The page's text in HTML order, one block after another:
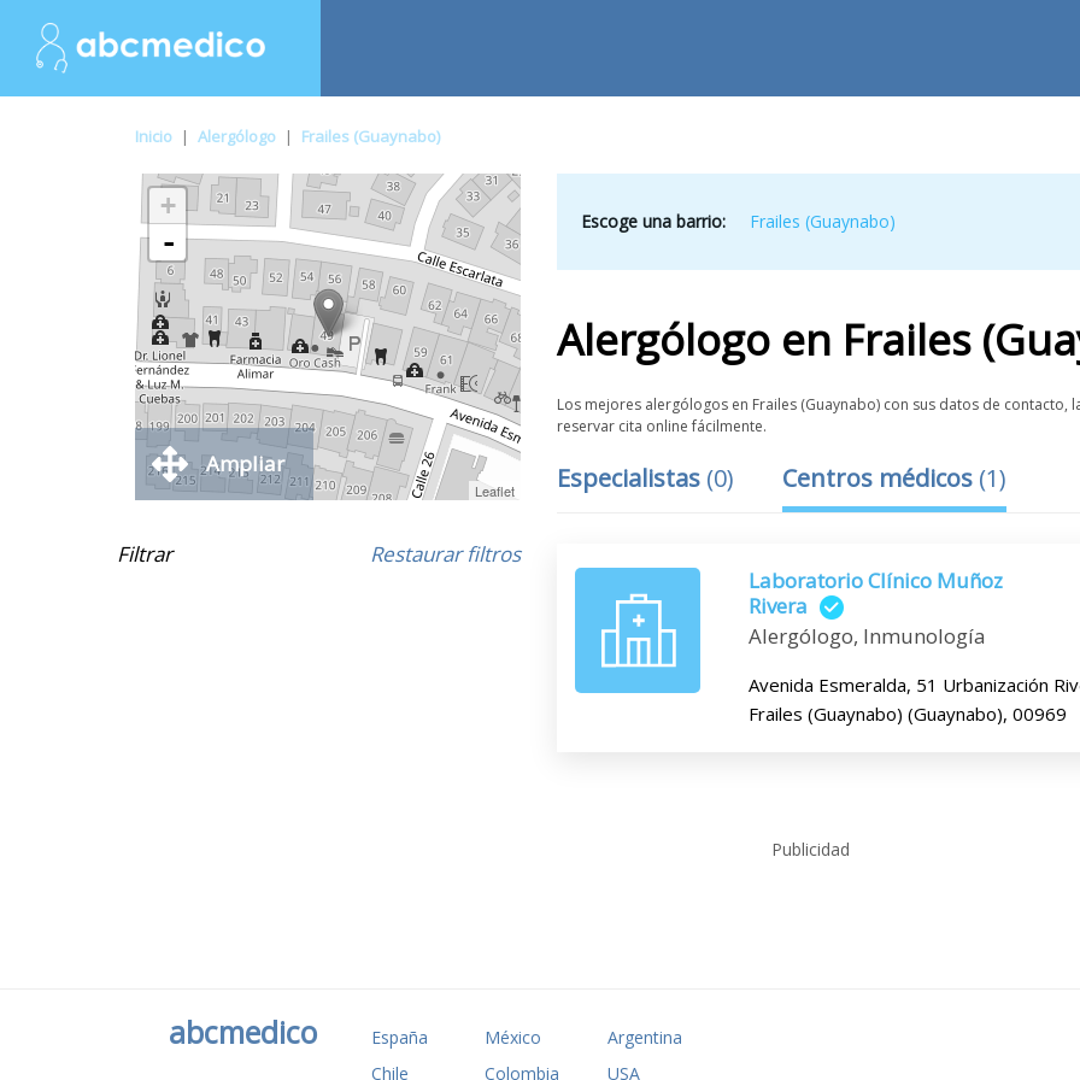
Inicio | Alergólogo | Frailes (Guaynabo)
+
-
Leaflet
Ampliar
Filtrar Restaurar filtros
Escoge una barrio: Frailes (Guaynabo)
Alergólogo en Frailes
Los mejores alergólogos en Frailes (Guaynabo) con sus datos de
reservar cita online fácilmente.
Especialistas (0) Centros médicos (1)
Laboratorio Clínico Muñoz
Rivera
Alergólogo, Inmunología
Avenida Esmeralda, 51 Urbanización
Frailes (Guaynabo) (Guaynabo), 00969
Publicidad
abcmedico España México
Argentina
Chile
Colombia USA